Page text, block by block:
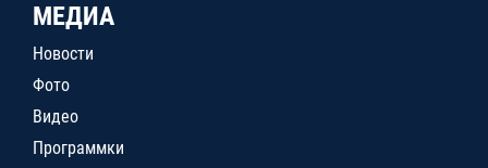
МЕДИА
Новости
Фото
Видео
Программки